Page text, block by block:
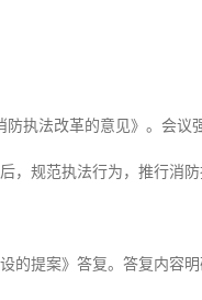
执法改革的意见》。会
，规范执法行为，推行消
的提案》答复。答复内容